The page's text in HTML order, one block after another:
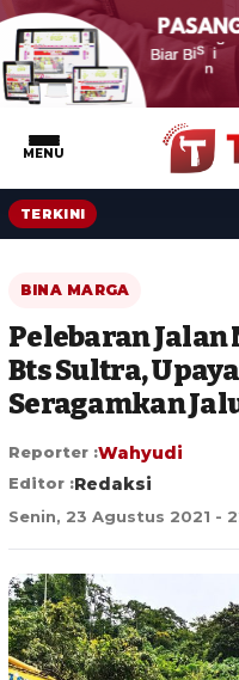
MENU
TERKINI
BINA MARGA
Pelebaran Jalan
Bts Sultra,
Seragamkan
Reporter :Wahyudi
Editor :Redaksi
Senin, 23 Agustus 2021 -